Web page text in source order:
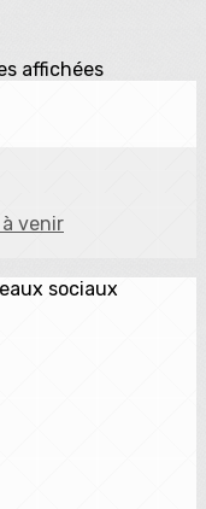
affichées
venir
sociaux